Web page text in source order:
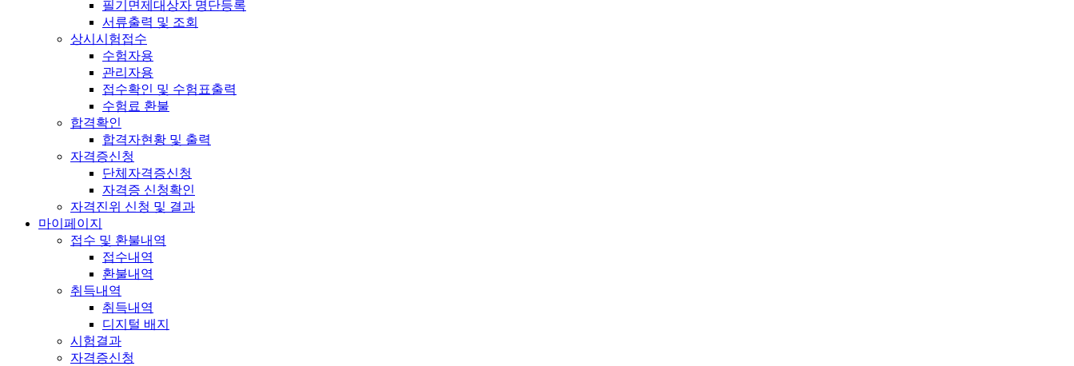
필기면제대상자 명단등록
서류출력 및 조회
상시시험접수
수험자용
관리자용
접수확인 및 수험표출력
수험료 환불
합격확인
합격자현황 및 출력
자격증신청
단체자격증신청
자격증 신청확인
자격진위 신청 및 결과
마이페이지
접수 및 환불내역
접수내역
환불내역
취득내역
취득내역
디지털 배지
시험결과
자격증신청